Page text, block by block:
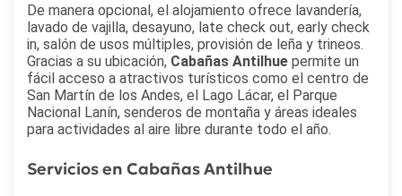
De manera opcional, el alojamiento ofrece lavandería,
lavado de vajilla, desayuno, late check out, early check
in, salón de usos múltiples, provisión de leña y trineos.
Gracias a su ubicación, Cabañas Antilhue permite un
fácil acceso a atractivos turísticos como el centro de
San Martín de los Andes, el Lago Lácar, el Parque
Nacional Lanín, senderos de montaña y áreas ideales
para actividades al aire libre durante todo el año.
Servicios en Cabañas Antilhue